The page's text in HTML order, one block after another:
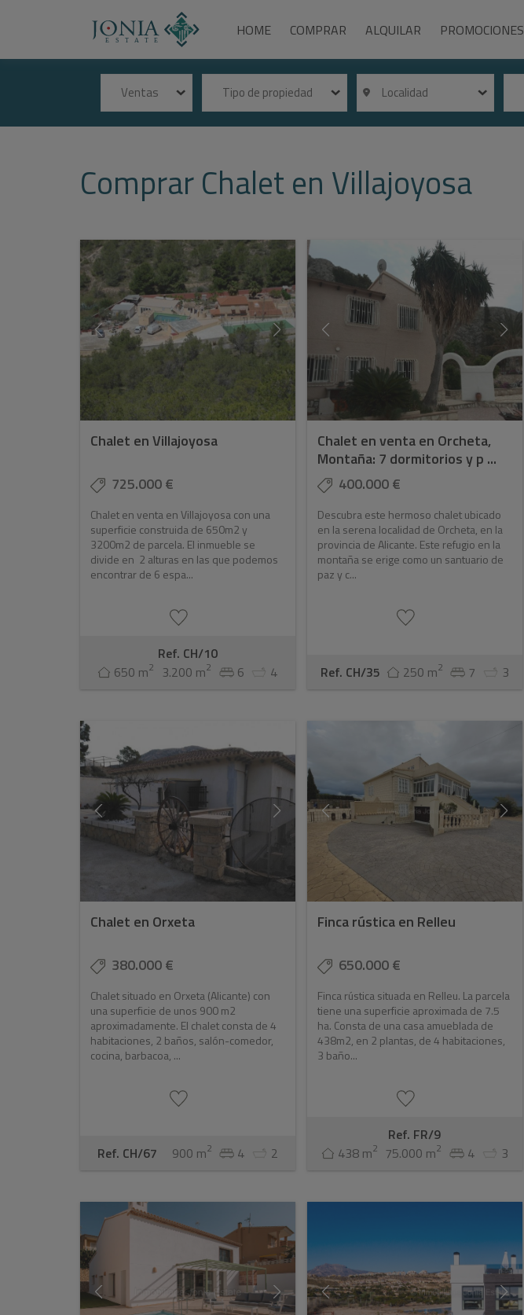
HOME COMPRAR ALQUILAR PROMOCIONES
Ventas Tipo de propiedad Localidad
Comprar Chalet en Villajoyosa
Chalet en Villajoyosa
725.000 €
Chalet en venta en Villajoyosa con una
superficie construida de 650m2 y
3200m2 de parcela. El inmueble se
divide en 2 alturas en las que podemos
encontrar de 6 espa...
Ref. CH/10
650 m2 3.200 m2 6 4
Chalet en venta en Orcheta,
Montaña: 7 dormitorios y p ...
400.000 €
Descubra este hermoso chalet ubicado
en la serena localidad de Orcheta, en la
provincia de Alicante. Este refugio en la
montaña se erige como un santuario de
paz y c...
Ref. CH/35 250 m2 7 3
Chalet en Orxeta
380.000 €
Chalet situado en Orxeta (Alicante) con
una superficie de unos 900 m2
aproximadamente. El chalet consta de 4
habitaciones, 2 baños, salón-comedor,
cocina, barbacoa, ...
Ref. CH/67 900 m2 4 2
Finca rústica en Relleu
650.000 €
Finca rústica situada en Relleu. La parcela
tiene una superficie aproximada de 7.5
ha. Consta de una casa amueblada de
438m2, en 2 plantas, de 4 habitaciones,
3 baño...
Ref. FR/9
438 m2 75.000 m2 4 3